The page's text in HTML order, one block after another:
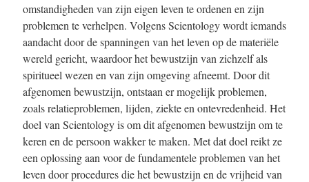
omstandigheden van zijn eigen leven te ordenen en zijn
problemen te verhelpen. Volgens Scientology wordt iemands
aandacht door de spanningen van het leven op de materiële
wereld gericht, waardoor het bewustzijn van zichzelf als
spiritueel wezen en van zijn omgeving afneemt. Door dit
afgenomen bewustzijn, ontstaan er mogelijk problemen,
zoals relatieproblemen, lijden, ziekte en ontevredenheid. Het
doel van Scientology is om dit afgenomen bewustzijn om te
keren en de persoon wakker te maken. Met dat doel reikt ze
een oplossing aan voor de fundamentele problemen van het
leven door procedures die het bewustzijn en de vrijheid van